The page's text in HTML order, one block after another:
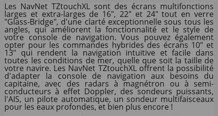
Les NavNet TZtouchXL sont des écrans multifonctions
larges et extra-larges de 16", 22" et 24" tout en verre
"Glass-Bridge", d'une clarté exceptionnelle sous tous les
angles, qui améliorent la fonctionnalité et le style de
votre console de navigation. Vous pouvez également
opter pour les commandes hybrides des écrans 10" et
13" qui rendent la navigation intuitive et facile dans
toutes les conditions de mer, quelle que soit la taille de
votre navire. Les NavNet TZtouchXL offrent la possibilité
d'adapter la console de navigation aux besoins du
capitaine, avec des radars à magnétron ou à semi-
conducteurs à effet Doppler, des sondeurs puissants,
l'AIS, un pilote automatique, un sondeur multifaisceaux
pour les eaux profondes, et bien plus encore !